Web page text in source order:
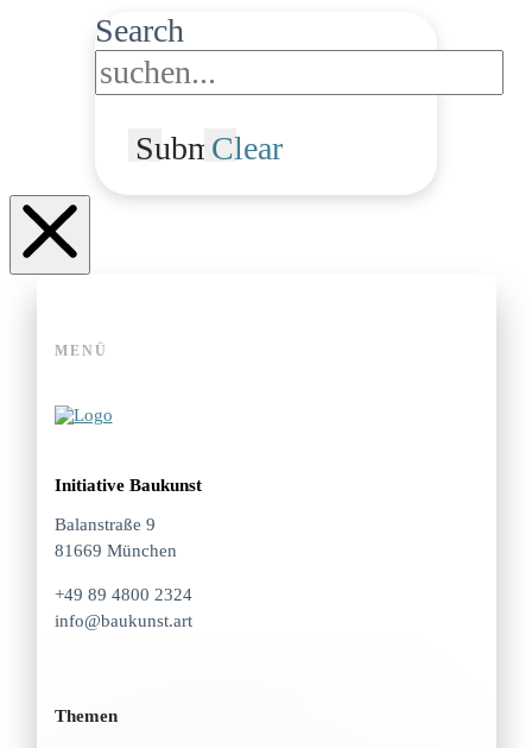
Search
SubmitClear
MENÜ
Initiative Baukunst
Balanstraße 9
81669 München
+49 89 4800 2324
info@baukunst.art
Themen